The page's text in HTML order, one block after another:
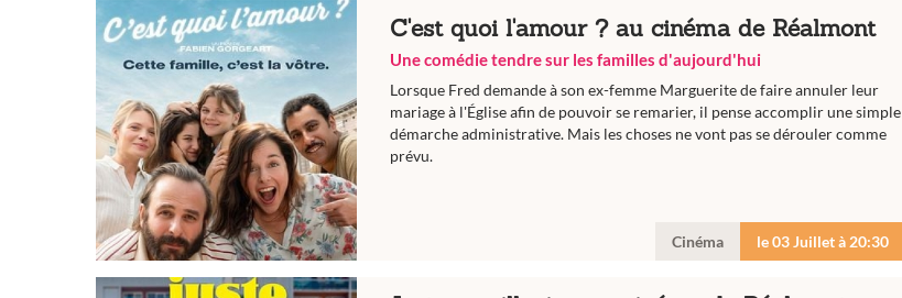
C'est quoi l'amour ? au cinéma de Réalmont
Une comédie tendre sur les familles d'aujourd'hui
Lorsque Fred demande à son ex-femme Marguerite de faire annuler leur
mariage à l'Église afin de pouvoir se remarier, il pense accomplir une simple
démarche administrative. Mais les choses ne vont pas se dérouler comme
prévu.
Cinéma le 03 Juillet à 20:30